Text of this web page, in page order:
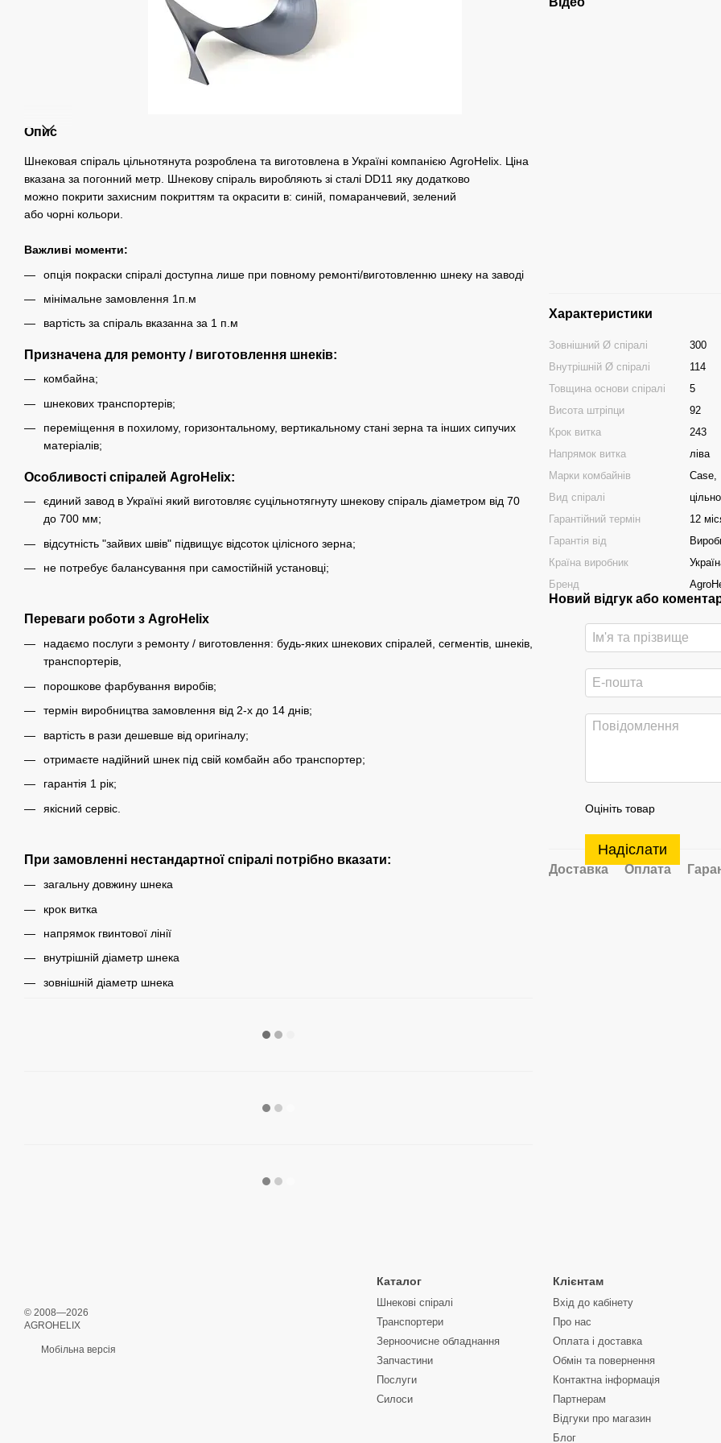
Опис
Шнековая спіраль цільнотянута розроблена та виготовлена в Україні компанією AgroHelix. Ціна
вказана за погонний метр. Шнекову спіраль виробляють зі сталі DD11 яку додатково
можно покрити захисним покриттям та окрасити в: синій, помаранчевий, зелений
або чорні кольори.
Важливі моменти:
опція покраски спіралі доступна лише при повному ремонті/виготовленню шнеку на заводі
мінімальне замовлення 1п.м
вартість за спіраль вказанна за 1 п.м
Призначена для ремонту / виготовлення шнеків:
комбайна;
шнекових транспортерів;
переміщення в похилому, горизонтальному, вертикальному стані зерна та інших сипучих
матеріалів;
Особливості спіралей AgroHelix:
єдиний завод в Україні який виготовляє суцільнотягнуту шнекову спіраль діаметром від 70
до 700 мм;
відсутність "зайвих швів" підвищує відсоток цілісного зерна;
не потребує балансування при самостійній установці;
Переваги роботи з AgroHelix
надаємо послуги з ремонту / виготовлення: будь-яких шнекових спіралей, сегментів, шнеків,
транспортерів,
порошкове фарбування виробів;
термін виробництва замовлення від 2-х до 14 днів;
вартість в рази дешевше від оригіналу;
отримаєте надійний шнек під свій комбайн або транспортер;
гарантія 1 рік;
якісний сервіс.
При замовленні нестандартної спіралі потрібно вказати:
загальну довжину шнека
крок витка
напрямок гвинтової лінії
внутрішній діаметр шнека
зовнішній діаметр шнека
Характеристики
Зовнішний Ø спіралі
300
Внутрішній Ø спіралі
114
Товщина основи спіралі
5
Висота штріпци
92
Крок витка
243
Напрямок витка
ліва
Марки комбайнів
Case,
Вид спіралі
Гарантійний термін
12
Гарантія від
Країна виробник
Бренд
Новий відгук або
Оцініть товар
Надіслати
Доставка Оплата
© 2008—2026
AGROHELIX
Мобільна версія
Каталог
Шнекові спіралі
Транспортери
Зерноочисне обладнання
Запчастини
Послуги
Силоси
Клієнтам
Вхід до кабінету
Про нас
Оплата і доставка
Обмін та повернення
Контактна інформація
Партнерам
Відгуки про магазин
Блог